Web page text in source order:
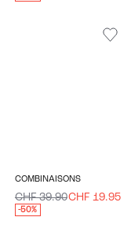
COMBINAISONS
CHF 39.90CHF 19.95
-50%